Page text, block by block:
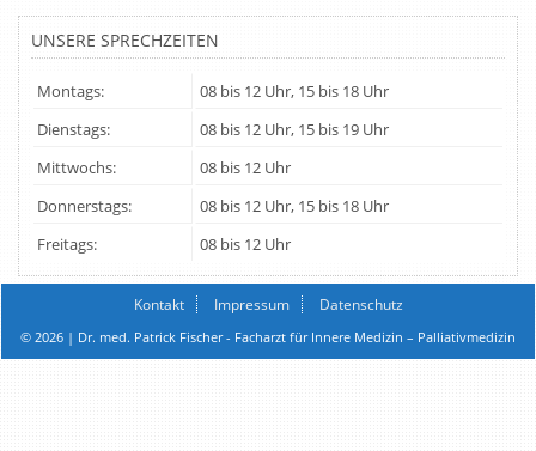
UNSERE SPRECHZEITEN
Montags:
08 bis 12 Uhr, 15 bis 18 Uhr
Dienstags:
08 bis 12 Uhr, 15 bis 19 Uhr
Mittwochs:
08 bis 12 Uhr
Donnerstags:
08 bis 12 Uhr, 15 bis 18 Uhr
Freitags:
08 bis 12 Uhr
Kontakt Impressum
Datenschutz
© 2026 | Dr. med. Patrick Fischer - Facharzt für Innere Medizin – Palliativmedizin